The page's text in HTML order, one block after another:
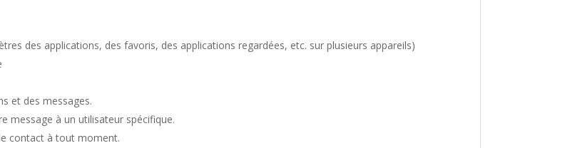
des applications, des favoris, des applications regardées, etc. sur plusieurs appareils)
et des messages.
message à un utilisateur spécifique.
contact à tout moment.